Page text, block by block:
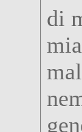
di